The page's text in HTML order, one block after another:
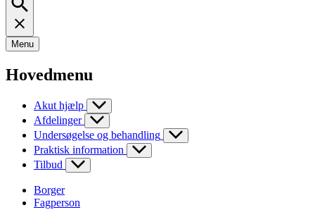
Menu
Hovedmenu
Akut hjælp
Afdelinger
Undersøgelse og behandling
Praktisk information
Tilbud
Borger
Fagperson